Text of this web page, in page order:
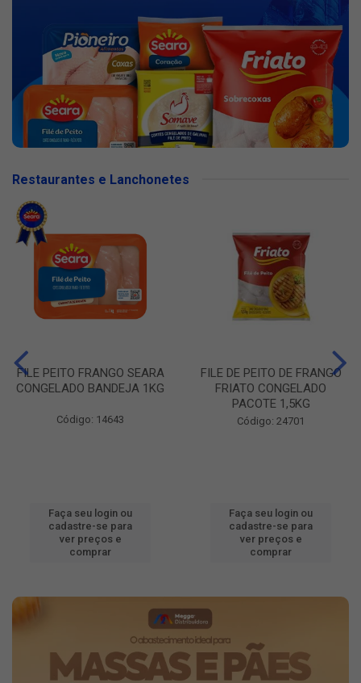
Restaurantes e Lanchonetes
FILE PEITO FRANGO SEARA
CONGELADO BANDEJA 1KG
Código: 14643
Faça seu login ou
cadastre-se para
ver preços e
comprar
FILE DE PEITO DE FRANGO
FRIATO CONGELADO
PACOTE 1,5KG
Código: 24701
Faça seu login ou
cadastre-se para
ver preços e
comprar